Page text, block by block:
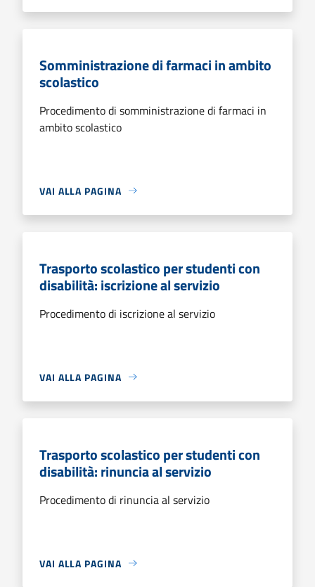
Somministrazione di farmaci in ambito
scolastico
Procedimento di somministrazione di farmaci in
ambito scolastico
VAI ALLA PAGINA
Trasporto scolastico per studenti con
disabilità: iscrizione al servizio
Procedimento di iscrizione al servizio
VAI ALLA PAGINA
Trasporto scolastico per studenti con
disabilità: rinuncia al servizio
Procedimento di rinuncia al servizio
VAI ALLA PAGINA